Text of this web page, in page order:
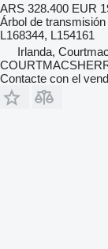
ARS 328.400 EUR
Árbol de transmisión
L168344, L154161
Irlanda,
Contacte con el